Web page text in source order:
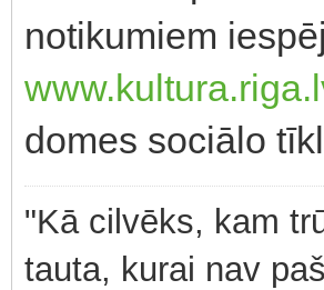
notikumiem
domes sociālo
"Kā cilvēks, kam
tauta, kurai nav